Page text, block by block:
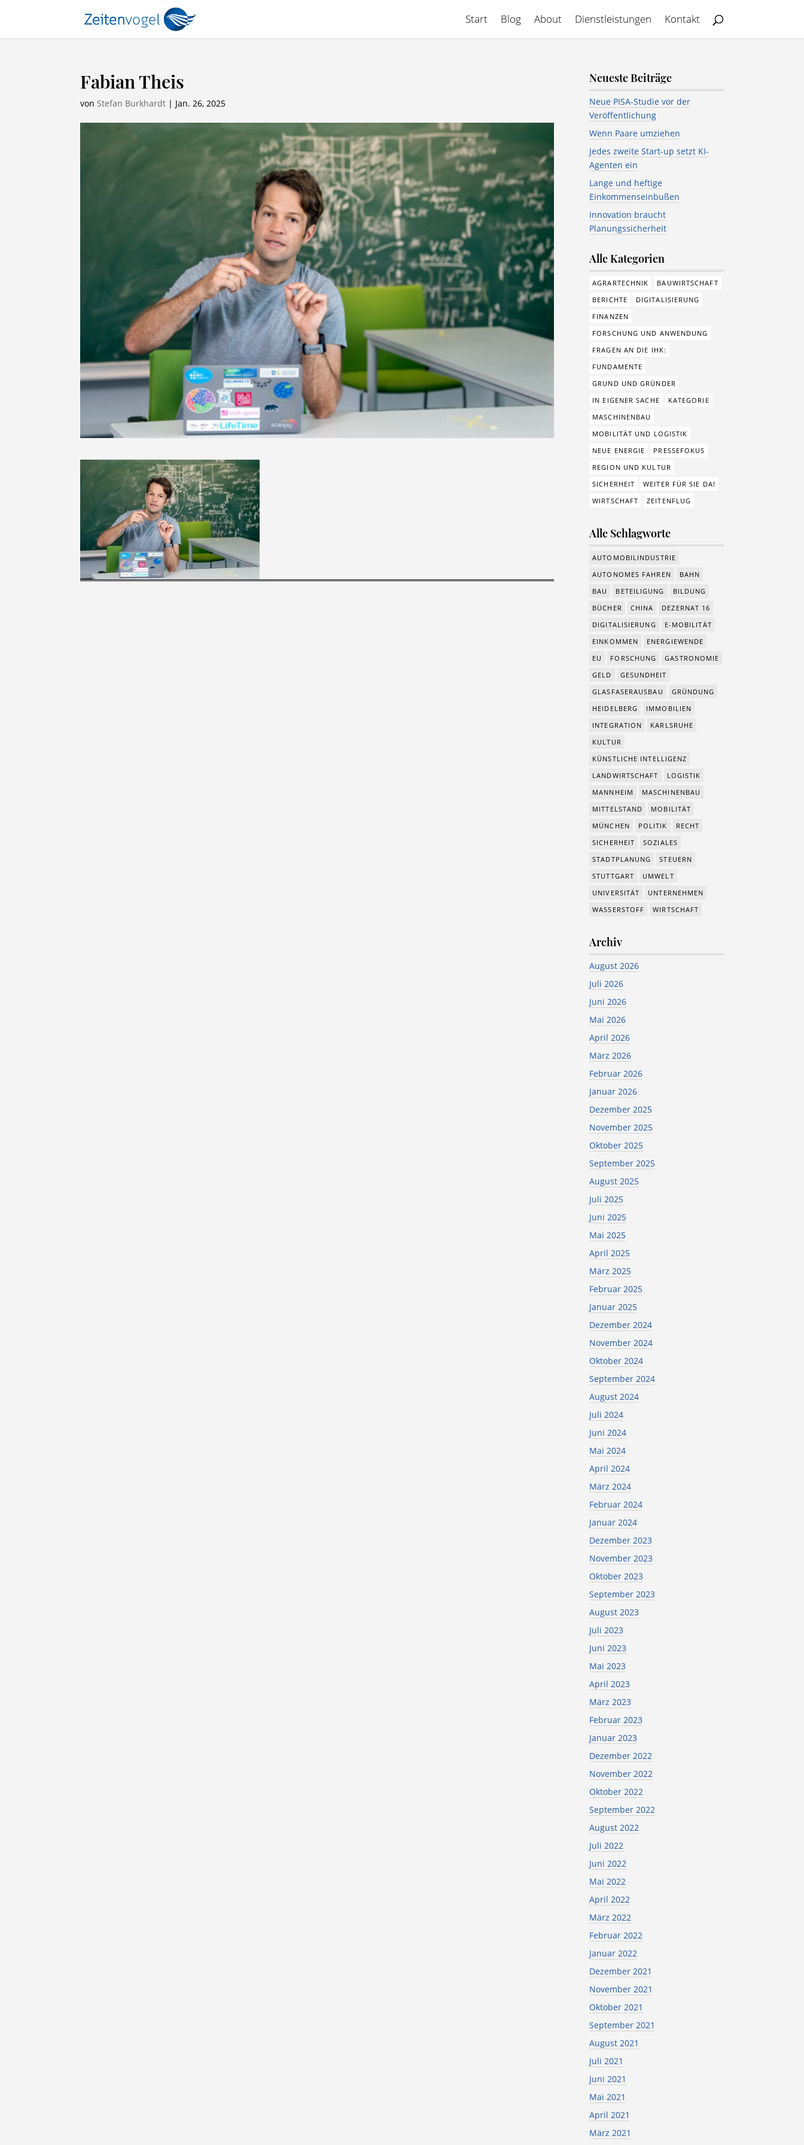
Start Blog About Dienstleistungen Kontakt
Fabian Theis
vonStefan Burkhardt | Jan. 26, 2025
Neueste Beiträge
Neue PISA-Studie vor der
Veröffentlichung
Wenn Paare umziehen
Jedes zweite Start-up setzt KI-
Agenten ein
Lange und heftige
Einkommenseinbußen
Innovation braucht
Planungssicherheit
Alle Kategorien
AGRARTECHNIK
BAUWIRTSCHAFT
BERICHTE
DIGITALISIERUNG
FINANZEN
FORSCHUNG UND ANWENDUNG
FRAGEN AN DIE IHK:
FUNDAMENTE
GRUND UND GRÜNDER
IN EIGENER SACHE
KATEGORIE
MASCHINENBAU
MOBILITÄT UND LOGISTIK
NEUE ENERGIE
PRESSEFOKUS
REGION UND KULTUR
SICHERHEIT
WEITER FÜR SIE DA!
WIRTSCHAFT
ZEITENFLUG
Alle Schlagworte
AUTOMOBILINDUSTRIE
AUTONOMES FAHREN
BAHN
BAU
BETEILIGUNG
BILDUNG
BÜCHER
CHINA
DEZERNAT 16
DIGITALISIERUNG
E-MOBILITÄT
EINKOMMEN
ENERGIEWENDE
EU
FORSCHUNG
GASTRONOMIE
GELD
GESUNDHEIT
GLASFASERAUSBAU
GRÜNDUNG
HEIDELBERG
IMMOBILIEN
INTEGRATION
KARLSRUHE
KULTUR
KÜNSTLICHE INTELLIGENZ
LANDWIRTSCHAFT
LOGISTIK
MANNHEIM
MASCHINENBAU
MITTELSTAND
MOBILITÄT
MÜNCHEN
POLITIK
RECHT
SICHERHEIT
SOZIALES
STADTPLANUNG
STEUERN
STUTTGART
UMWELT
UNIVERSITÄT
UNTERNEHMEN
WASSERSTOFF
WIRTSCHAFT
Archiv
August 2026
Juli 2026
Juni 2026
Mai 2026
April 2026
März 2026
Februar 2026
Januar 2026
Dezember 2025
November 2025
Oktober 2025
September 2025
August 2025
Juli 2025
Juni 2025
Mai 2025
April 2025
März 2025
Februar 2025
Januar 2025
Dezember 2024
November 2024
Oktober 2024
September 2024
August 2024
Juli 2024
Juni 2024
Mai 2024
April 2024
März 2024
Februar 2024
Januar 2024
Dezember 2023
November 2023
Oktober 2023
September 2023
August 2023
Juli 2023
Juni 2023
Mai 2023
April 2023
März 2023
Februar 2023
Januar 2023
Dezember 2022
November 2022
Oktober 2022
September 2022
August 2022
Juli 2022
Juni 2022
Mai 2022
April 2022
März 2022
Februar 2022
Januar 2022
Dezember 2021
November 2021
Oktober 2021
September 2021
August 2021
Juli 2021
Juni 2021
Mai 2021
April 2021
März 2021